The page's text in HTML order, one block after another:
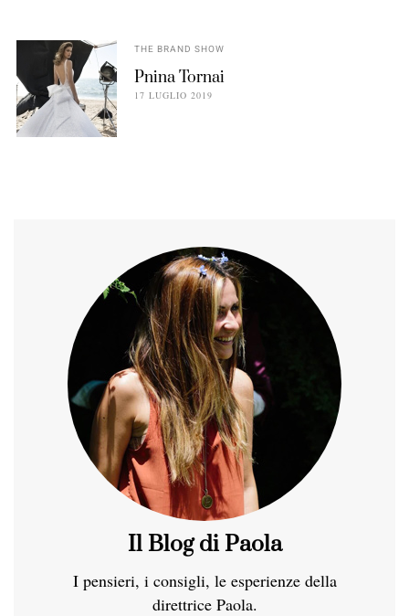
THE BRAND SHOW
Pnina Tornai
17 LUGLIO 2019
Il Blog di Paola
I pensieri, i consigli, le esperienze della
direttrice Paola.